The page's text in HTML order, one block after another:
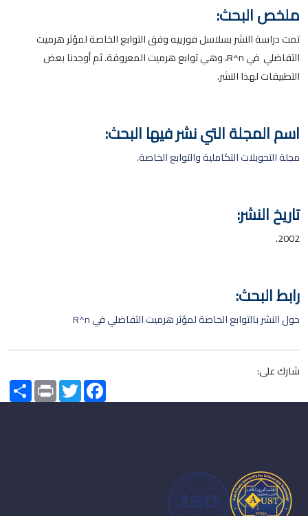
ملخص البحث:
تمت دراسة النشر بسلاسل فورييه وفق التوابع الخاصة لمؤثر هرميت
التفاضلي في R^n، وهي توابع هرميت المعروفة. ثم أوجدنا بعض
التطبيقات لهذا النشر.
اسم المجلة التي نشر فيها البحث:
مجلة التحويلات التكاملية والتوابع الخاصة.
تاريخ النشر:
2002.
رابط البحث:
حول النشر بالتوابع الخاصة لمؤثر هرميت التفاضلي في R^n
شارك على:
Share PrintTwitterFacebook